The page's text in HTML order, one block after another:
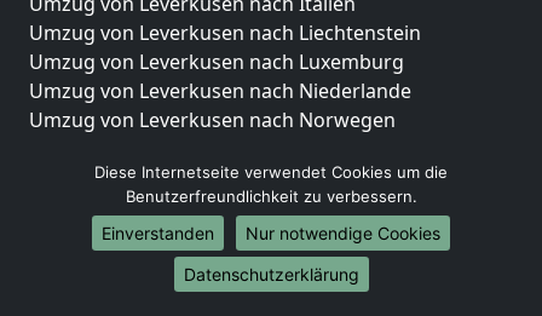
Umzug von Leverkusen nach Liechtenstein
Umzug von Leverkusen nach Luxemburg
Umzug von Leverkusen nach Niederlande
Umzug von Leverkusen nach Norwegen
Umzüge-Deutschlandweit
Umzug von Leverkusen nach Berlin
Umzug von Leverkusen nach Hamburg
Umzug von Leverkusen nach München
Umzug von Leverkusen nach Köln
Diese Internetseite verwendet Cookies um die
Benutzerfreundlichkeit zu verbessern.
Einverstanden
Nur notwendige Cookies
Datenschutzerklärung